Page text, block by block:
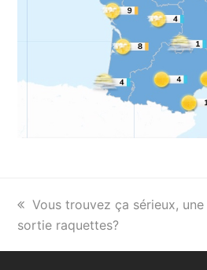
previous
post:
Vous trouvez ça sérieux, une
sortie raquettes?